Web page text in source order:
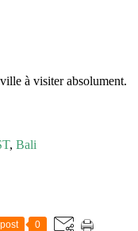
à visiter absolument.
, Bali
0